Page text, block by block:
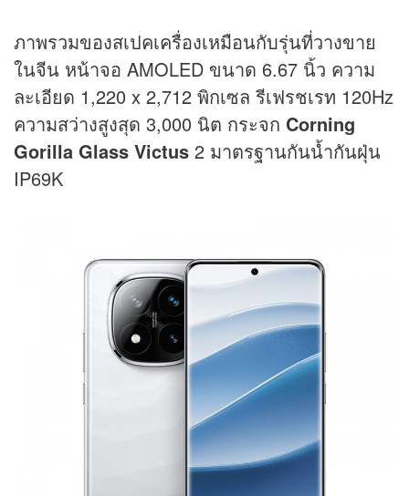
ภาพรวมของสเปคเครื่องเหมือนกับรุ่นที่วางขาย
ในจีน หน้าจอ AMOLED ขนาด 6.67 นิ้ว ความ
ละเอียด 1,220 x 2,712 พิกเซล รีเฟรชเรท 120Hz
ความสว่างสูงสุด 3,000 นิต กระจก Corning
Gorilla Glass Victus 2 มาตรฐานกันน้ำกันฝุ่น
IP69K